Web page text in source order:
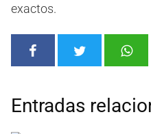
exactos.
Entradas